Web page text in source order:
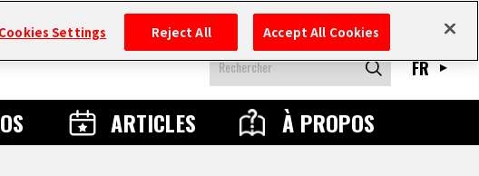
ARTICLES À PROPOS
FR
Cookies Settings Reject All Accept All Cookies